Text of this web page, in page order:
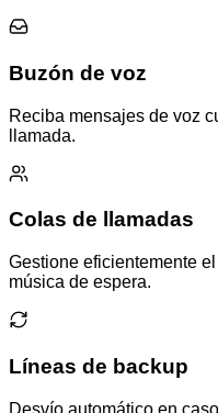
Buzón de voz
Reciba mensajes de voz
llamada.
Colas de llamadas
Gestione eficientemente
música de espera.
Líneas de backup
Desvío automático en